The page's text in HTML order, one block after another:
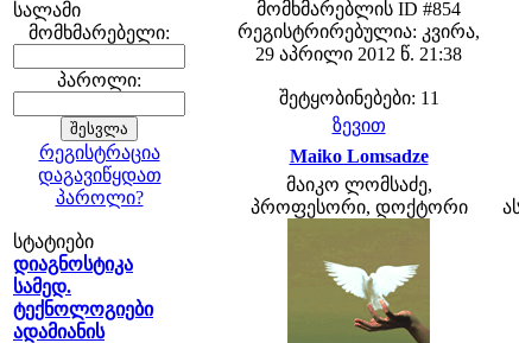
სალამი
მომხმარებელი:
პაროლი:
რეგისტრაცია
დაგავიწყდათ
პაროლი?
სტატიები
დიაგნოსტიკა
სამედ.
ტექნოლოგიები
ადამიანის
მომხმარებლის ID #854
რეგისტრირებულია: კვირა,
29 აპრილი 2012 წ. 21:38
შეტყობინებები: 11
ზევით
Maiko Lomsadze
მაიკო ლომსაძე,
პროფესორი, დოქტორი